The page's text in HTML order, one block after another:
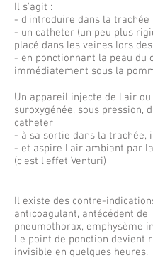
Il s'agit :
- d'introduire dans la trachée ,
- un catheter (un peu plus
placé dans les veines lors
- en ponctionnant la peau du
immédiatement sous la
Un appareil injecte de l'air
suroxygénée, sous pression,
catheter
- à sa sortie dans la trachée,
- et aspire l'air ambiant par
(c'est l'effet Venturi)
Il existe des contre-
anticoagulant, antécédent de
pneumothorax, emphysème
Le point de ponction devient
invisible en quelques heures.